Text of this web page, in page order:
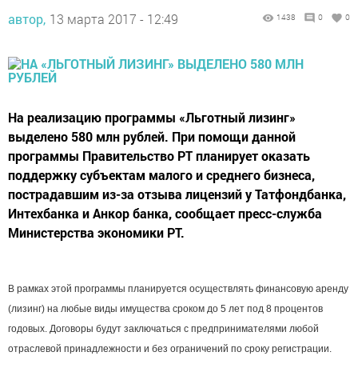
автор, 13 марта 2017 - 12:49 1438 0 0
На реализацию программы «Льготный лизинг»
выделено 580 млн рублей. При помощи данной
программы Правительство РТ планирует оказать
поддержку субъектам малого и среднего бизнеса,
пострадавшим из-за отзыва лицензий у Татфондбанка,
Интехбанка и Анкор банка, сообщает пресс-служба
Министерства экономики РТ.
В рамках этой программы планируется осуществлять финансовую аренду
(лизинг) на любые виды имущества сроком до 5 лет под 8 процентов
годовых. Договоры будут заключаться с предпринимателями любой
отраслевой принадлежности и без ограничений по сроку регистрации.